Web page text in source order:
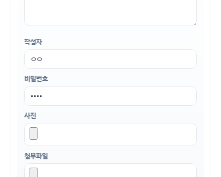
작성자
비밀번호
사진
첨부파일